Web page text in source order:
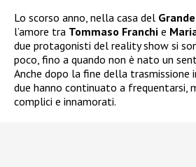
Lo scorso anno, nella casa del
l’amore tra Tommaso Franchi e
due protagonisti del reality show si
poco, fino a quando non è nato un
Anche dopo la fine della trasmissione
due hanno continuato a frequentarsi,
complici e innamorati.